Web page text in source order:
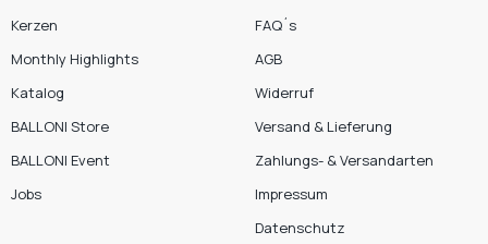
Kerzen
Monthly Highlights
Katalog
BALLONI Store
BALLONI Event
Jobs
FAQ´s
AGB
Widerruf
Versand & Lieferung
Zahlungs- & Versandarten
Impressum
Datenschutz